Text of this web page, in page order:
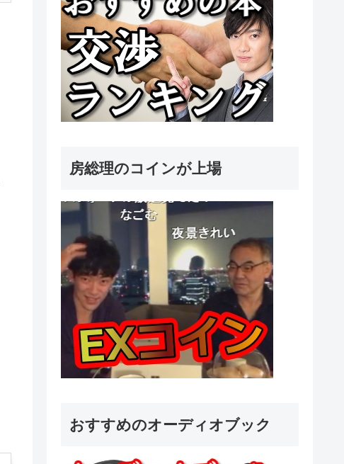
房総理のコインが上場
おすすめのオーディオブック